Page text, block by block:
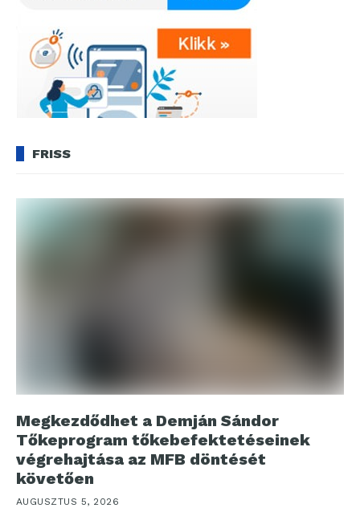
FRISS
Megkezdődhet a Demján Sándor
Tőkeprogram tőkebefektetéseinek
végrehajtása az MFB döntését
követően
AUGUSZTUS 5, 2026